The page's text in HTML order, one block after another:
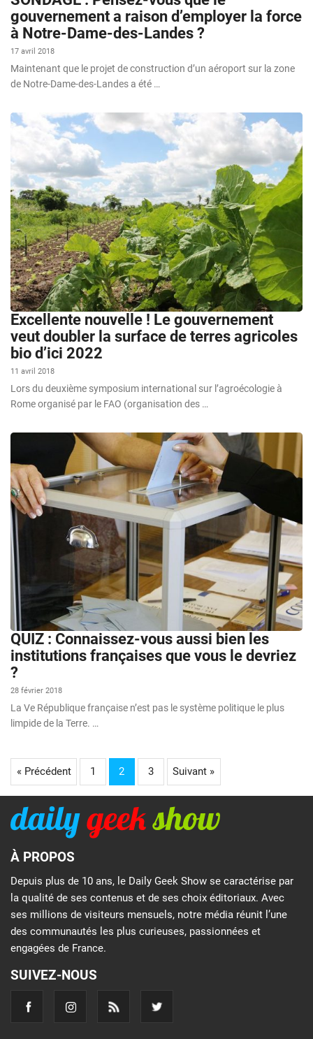
gouvernement a raison d’employer la force
à Notre-Dame-des-Landes ?
17 avril 2018
Maintenant que le projet de construction d’un aéroport sur la zone
de Notre-Dame-des-Landes a été …
Excellente nouvelle ! Le gouvernement
veut doubler la surface de terres agricoles
bio d’ici 2022
11 avril 2018
Lors du deuxième symposium international sur l’agroécologie à
Rome organisé par le FAO (organisation des …
QUIZ : Connaissez-vous aussi bien les
institutions françaises que vous le devriez
?
28 février 2018
La Ve République française n’est pas le système politique le plus
limpide de la Terre. …
« Précédent 1 2 3 Suivant »
À PROPOS
Depuis plus de 10 ans, le Daily Geek Show se caractérise par
la qualité de ses contenus et de ses choix éditoriaux. Avec
ses millions de visiteurs mensuels, notre média réunit l’une
des communautés les plus curieuses, passionnées et
engagées de France.
SUIVEZ-NOUS